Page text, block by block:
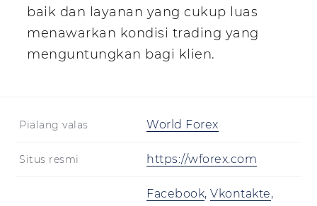
baik dan layanan yang cukup luas
menawarkan kondisi trading yang
menguntungkan bagi klien.
Pialang valas World Forex
Situs resmi https://wforex.com
Facebook, Vkontakte,